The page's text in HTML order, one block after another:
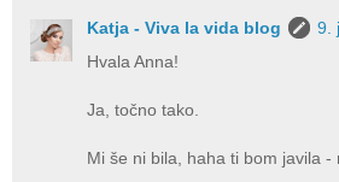
Katja - Viva la vida blog
9.
Hvala Anna!
Ja, točno tako.
Mi še ni bila, haha ti bom javila -